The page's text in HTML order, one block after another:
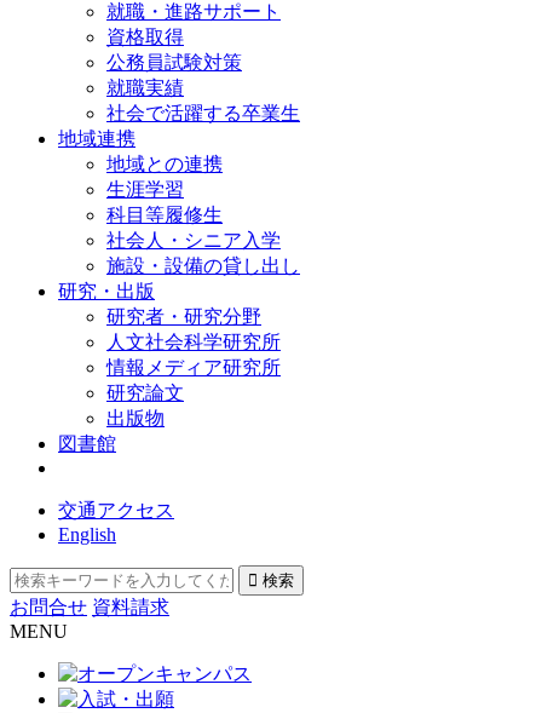
就職・進路サポート
資格取得
公務員試験対策
就職実績
社会で活躍する卒業生
地域連携
地域との連携
生涯学習
科目等履修生
社会人・シニア入学
施設・設備の貸し出し
研究・出版
研究者・研究分野
人文社会科学研究所
情報メディア研究所
研究論文
出版物
図書館
交通アクセス
English
お問合せ 資料請求
MENU